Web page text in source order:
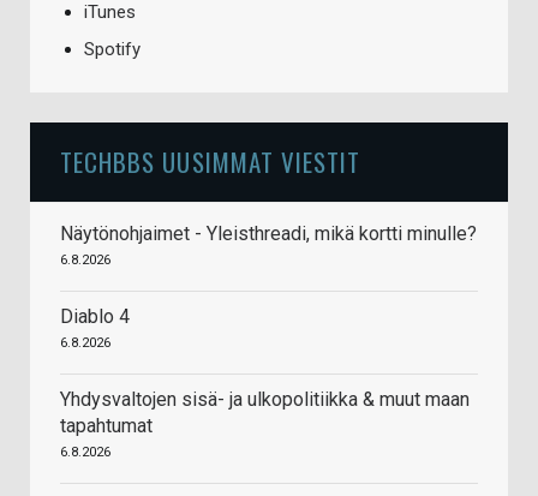
iTunes
Spotify
TECHBBS UUSIMMAT VIESTIT
Näytönohjaimet - Yleisthreadi, mikä kortti minulle?
6.8.2026
Diablo 4
6.8.2026
Yhdysvaltojen sisä- ja ulkopolitiikka & muut maan
tapahtumat
6.8.2026